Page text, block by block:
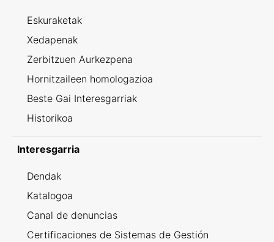
Eskuraketak
Xedapenak
Zerbitzuen Aurkezpena
Hornitzaileen homologazioa
Beste Gai Interesgarriak
Historikoa
Interesgarria
Dendak
Katalogoa
Canal de denuncias
Certificaciones de Sistemas de Gestión